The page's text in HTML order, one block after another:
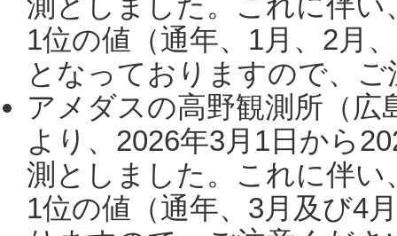
1位の値（通年、1月、2月
となっておりますので、
アメダスの高野観測所（
より、2026年3月1日から
測としました。これに伴い
1位の値（通年、3月及び4